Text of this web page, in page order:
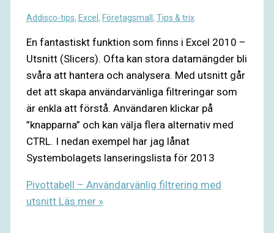
Addisco-tips, Excel , Företagsmall , Tips & trix
En fantastiskt funktion som finns i Excel 2010 –
Utsnitt (Slicers). Ofta kan stora datamängder bli
svåra att hantera och analysera. Med utsnitt går
det att skapa användarvänliga filtreringar som
är enkla att förstå. Användaren klickar på
”knapparna” och kan välja flera alternativ med
CTRL. I nedan exempel har jag lånat
Systembolagets lanseringslista för 2013
Pivottabell – Användarvänlig filtrering med
utsnittLäs mer »